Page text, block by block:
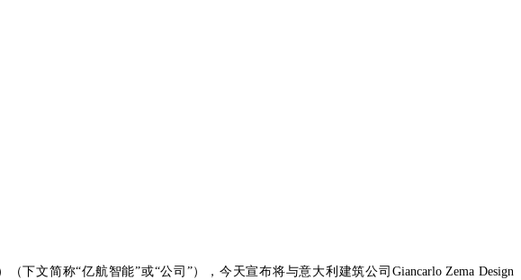
文简称“亿航智能”或“公司”），今天宣布将与意大利建筑公司Giancarlo Zema Design